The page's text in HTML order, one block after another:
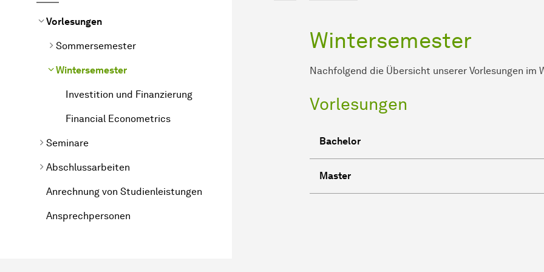
Vorlesungen
Sommersemester
Wintersemester
Investition und Finanzierung
Financial Econometrics
Seminare
Abschlussarbeiten
Anrechnung von Studienleistungen
Ansprechpersonen
Wintersemester
Nachfolgend die Übersicht unserer Vorlesungen im
Vorlesungen
Bachelor
Master